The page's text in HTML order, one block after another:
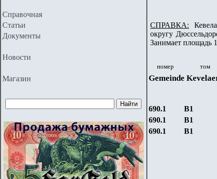
Справочная
Статьи
Документы
Новости
Магазин
СПРАВКА:
округу
Занимает площадь
номер том
Gemeinde
690.1
B1
690.1
B1
690.1
B1